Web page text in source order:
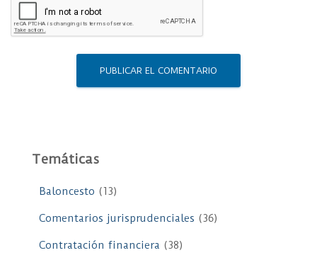
Temáticas
Baloncesto (13)
Comentarios jurisprudenciales (36)
Contratación financiera (38)